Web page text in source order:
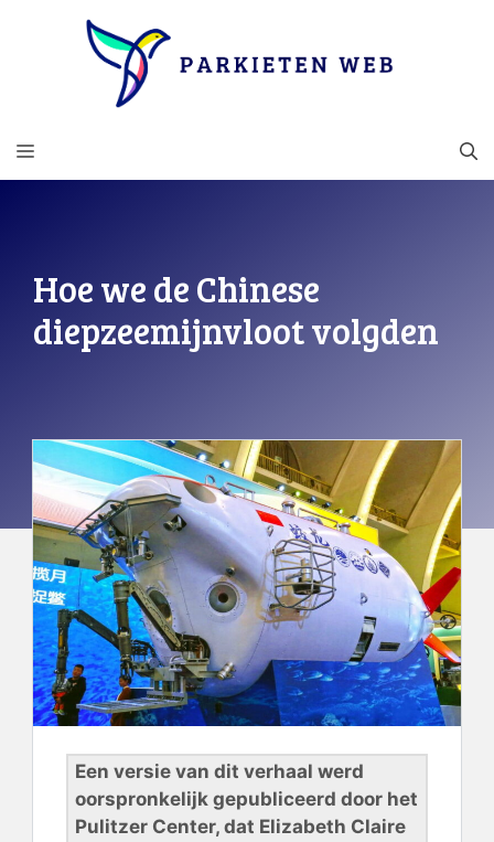
MENU
Hoe we de Chinese
diepzeemijnvloot volgden
Een versie van dit verhaal werd
oorspronkelijk gepubliceerd door het
Pulitzer Center, dat Elizabeth Claire